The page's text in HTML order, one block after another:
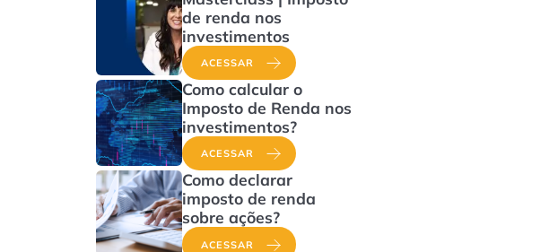
de renda nos
investimentos
ACESSAR
Como calcular o
Imposto de Renda nos
investimentos?
ACESSAR
Como declarar
imposto de renda
sobre ações?
ACESSAR